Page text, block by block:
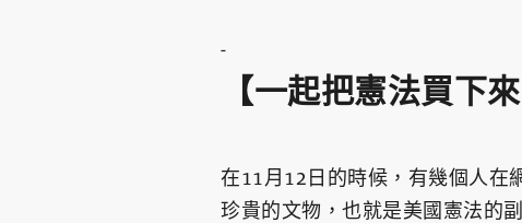
-
【一起把憲法買下來
在11月12日的時候，有幾個人在
珍貴的文物，也就是美國憲法的副